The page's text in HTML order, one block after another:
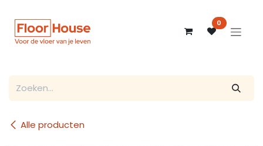
0
Alle producten